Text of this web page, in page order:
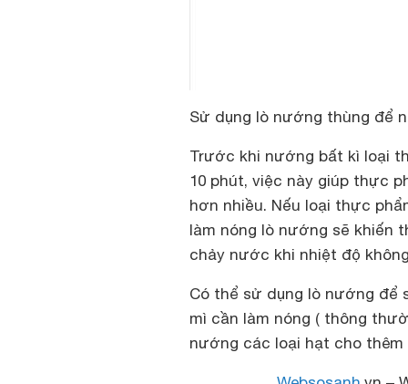
Sử dụng lò nướng thùng để
Trước khi nướng bất kì loại
10 phút, việc này giúp thực
hơn nhiều. Nếu loại thực
làm nóng lò nướng sẽ khiến
chảy nước khi nhiệt độ
Có thể sử dụng lò nướng để
mì cần làm nóng ( thông
nướng các loại hạt cho